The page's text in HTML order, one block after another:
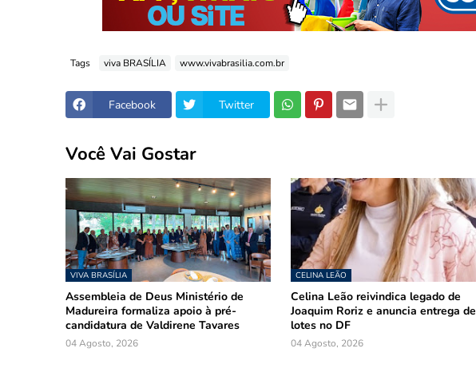
Tags viva BRASÍLIA www.vivabrasilia.com.br
Facebook Twitter
Você Vai Gostar
VIVA BRASÍLIA
Assembleia de Deus Ministério de
Madureira formaliza apoio à pré-
candidatura de Valdirene Tavares
04 Agosto, 2026
CELINA LEÃO
Celina Leão reivindica legado de
Joaquim Roriz e anuncia entrega de
lotes no DF
04 Agosto, 2026